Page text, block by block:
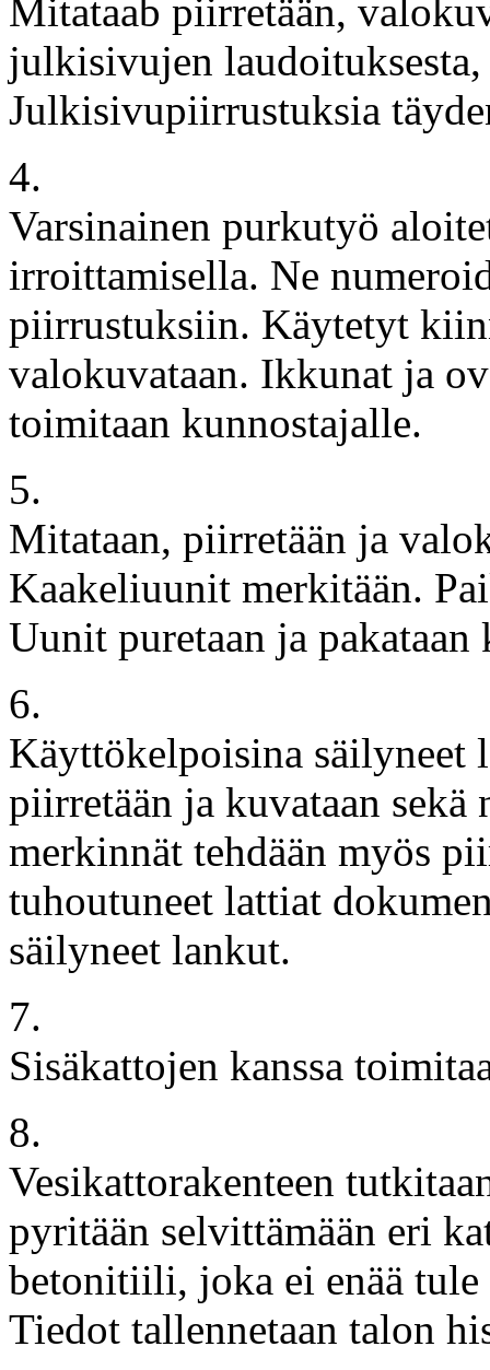
Mitataab piirretään,
julkisivujen
Julkisivupiirrustuksia
4.
Varsinainen purkutyö
irroittamisella. Ne
piirrustuksiin. Käytetyt
valokuvataan. Ikkunat ja
toimitaan kunnostajalle.
5.
Mitataan, piirretään ja
Kaakeliuunit merkitään.
Uunit puretaan ja pakataan
6.
Käyttökelpoisina säilyneet
piirretään ja kuvataan sekä
merkinnät tehdään myös
tuhoutuneet lattiat
säilyneet lankut.
7.
Sisäkattojen kanssa
8.
Vesikattorakenteen
pyritään selvittämään eri
betonitiili, joka ei enää tule
Tiedot tallennetaan talon